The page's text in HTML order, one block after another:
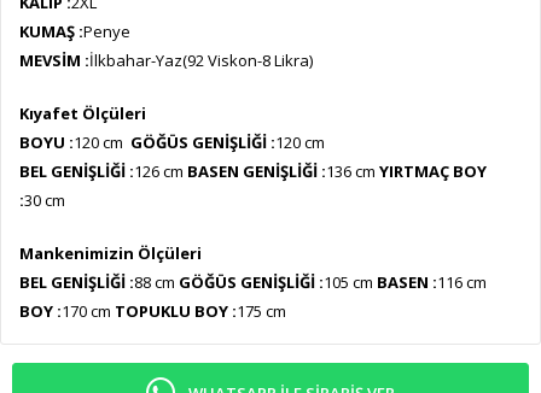
KUMAŞ :Penye
MEVSİM :İlkbahar-Yaz(92 Viskon-8 Likra)
Kıyafet Ölçüleri
BOYU :120 cm GÖĞÜS GENİŞLİĞİ :120 cm
BEL GENİŞLİĞİ :126 cm BASEN GENİŞLİĞİ :136 cm YIRTMAÇ BOY
:30 cm
Mankenimizin Ölçüleri
BEL GENİŞLİĞİ :88 cm GÖĞÜS GENİŞLİĞİ :105 cm BASEN :116 cm
BOY :170 cm TOPUKLU BOY :175 cm